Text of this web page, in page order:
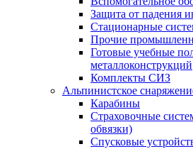
Защита от падения
Стационарные
Прочие
Готовые учебные
металлоконструкций
Комплекты СИЗ
Альпинистское
Карабины
Страховочные
обвязки)
Спусковые